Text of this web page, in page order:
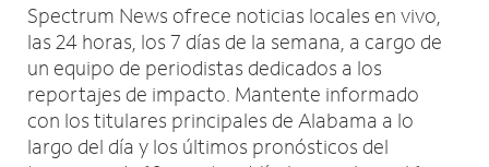
Spectrum News ofrece noticias locales en vivo,
las 24 horas, los 7 días de la semana, a cargo de
un equipo de periodistas dedicados a los
reportajes de impacto. Mantente informado
con los titulares principales de Alabama a lo
largo del día y los últimos pronósticos del